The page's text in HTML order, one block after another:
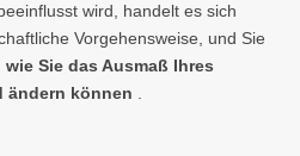
wird, handelt es sich
Vorgehensweise, und Sie
wie Sie das Ausmaß Ihres
ändern können